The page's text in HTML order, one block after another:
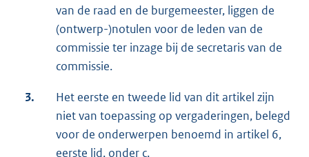
van de raad en de burgemeester, liggen de
(ontwerp-)notulen voor de leden van de
commissie ter inzage bij de secretaris van de
commissie.
3.
Het eerste en tweede lid van dit artikel zijn
niet van toepassing op vergaderingen, belegd
voor de onderwerpen benoemd in artikel 6,
eerste lid, onder c.